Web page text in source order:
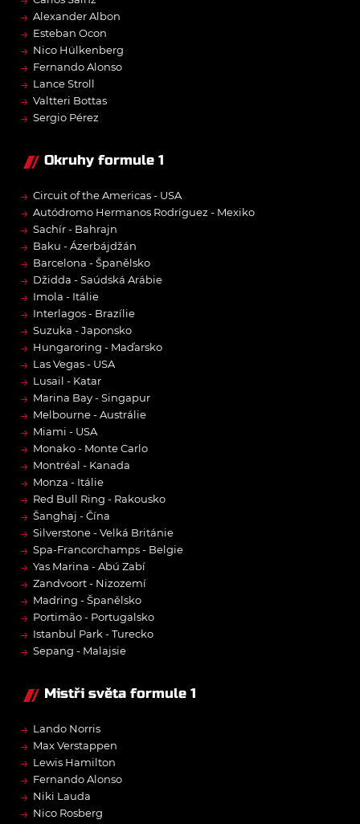
→ Alexander Albon
→ Esteban Ocon
→ Nico Hülkenberg
→ Fernando Alonso
→ Lance Stroll
→ Valtteri Bottas
→ Sergio Pérez
Okruhy formule 1
→ Circuit of the Americas - USA
→ Autódromo Hermanos Rodríguez - Mexiko
→ Sachír - Bahrajn
→ Baku - Ázerbájdžán
→ Barcelona - Španělsko
→ Džidda - Saúdská Arábie
→ Imola - Itálie
→ Interlagos - Brazílie
→ Suzuka - Japonsko
→ Hungaroring - Maďarsko
→ Las Vegas - USA
→ Lusail - Katar
→ Marina Bay - Singapur
→ Melbourne - Austrálie
→ Miami - USA
→ Monako - Monte Carlo
→ Montréal - Kanada
→ Monza - Itálie
→ Red Bull Ring - Rakousko
→ Šanghaj - Čína
→ Silverstone - Velká Británie
→ Spa-Francorchamps - Belgie
→ Yas Marina - Abú Zabí
→ Zandvoort - Nizozemí
→ Madring - Španělsko
→ Portimão - Portugalsko
→ Istanbul Park - Turecko
→ Sepang - Malajsie
Mistři světa formule 1
→ Lando Norris
→ Max Verstappen
→ Lewis Hamilton
→ Fernando Alonso
→ Niki Lauda
→ Nico Rosberg